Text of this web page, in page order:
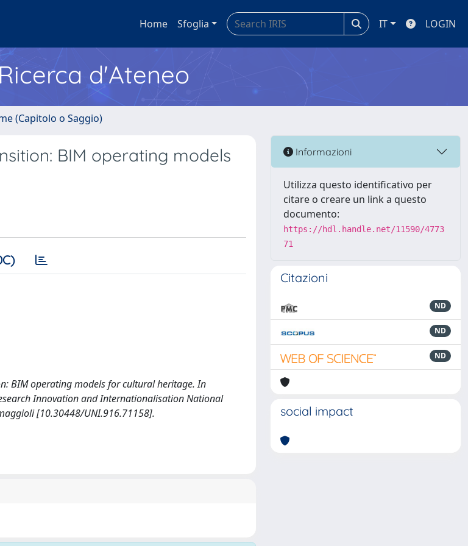
Home Sfoglia IT LOGIN
d'Ateneo
(Capitolo o Saggio)
BIM operating models
BIM operating models for cultural heritage. In
Innovation and Internationalisation National
[10.30448/UNI.916.71158].
Informazioni
Utilizza questo identificativo per
citare o creare un link a questo
documento:
https://hdl.handle.net/11590/4773
71
Citazioni
ND
ND
ND
social impact